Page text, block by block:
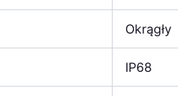
Okrągły
IP68